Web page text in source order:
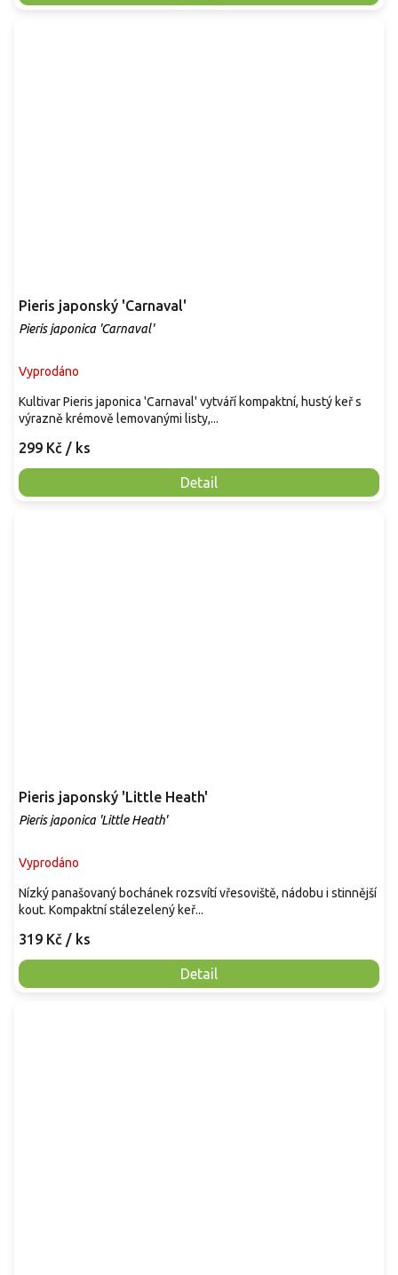
Pieris japonský 'Carnaval'
Pieris japonica 'Carnaval'
Vyprodáno
299 Kč / ks
Detail
Kultivar Pieris japonica 'Carnaval' vytváří kompaktní, hustý keř s
výrazně krémově lemovanými listy,...
Pieris japonský 'Little Heath'
Pieris japonica 'Little Heath'
Vyprodáno
319 Kč / ks
Detail
Nízký panašovaný bochánek rozsvítí vřesoviště, nádobu i stinnější
kout. Kompaktní stálezelený keř...